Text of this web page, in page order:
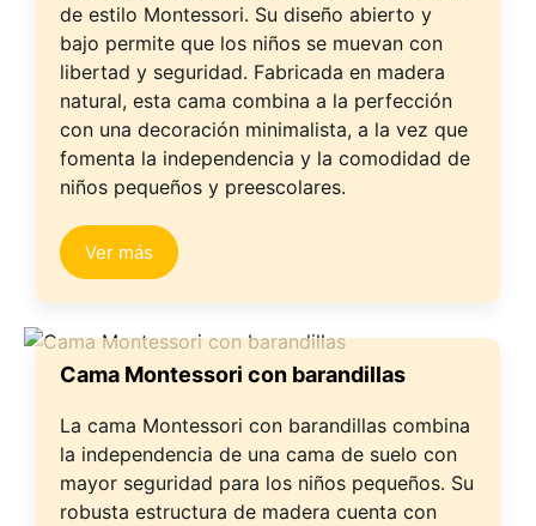
de estilo Montessori. Su diseño abierto y
bajo permite que los niños se muevan con
libertad y seguridad. Fabricada en madera
natural, esta cama combina a la perfección
con una decoración minimalista, a la vez que
fomenta la independencia y la comodidad de
niños pequeños y preescolares.
Ver más
Cama Montessori con barandillas
La cama Montessori con barandillas combina
la independencia de una cama de suelo con
mayor seguridad para los niños pequeños. Su
robusta estructura de madera cuenta con